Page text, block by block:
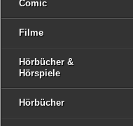
Comic
Filme
Hörbücher &
Hörspiele
Hörbücher